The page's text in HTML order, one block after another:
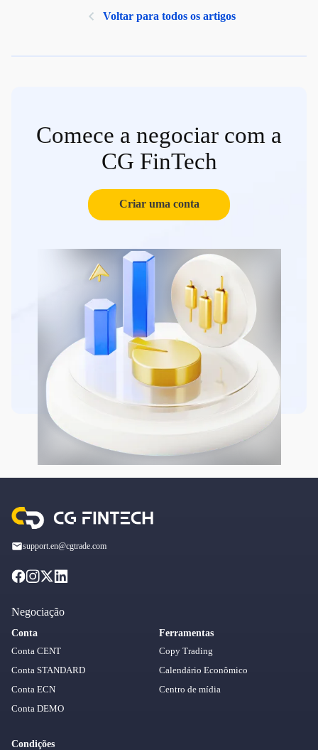
Voltar para todos os artigos
Comece a negociar com a
CG FinTech
Criar uma conta
support.en@cgtrade.com
Negociação
Conta
Conta CENT
Conta STANDARD
Conta ECN
Conta DEMO
Condições
Ferramentas
Copy Trading
Calendário Econômico
Centro de mídia